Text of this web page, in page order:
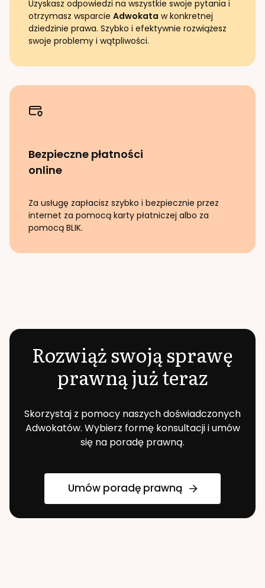
Uzyskasz odpowiedzi na wszystkie swoje pytania i
otrzymasz wsparcie Adwokata w konkretnej
dziedzinie prawa. Szybko i efektywnie rozwiążesz
swoje problemy i wątpliwości.
Bezpieczne płatności
online
Za usługę zapłacisz szybko i bezpiecznie przez
internet za pomocą karty płatniczej albo za
pomocą BLIK.
Rozwiąż swoją sprawę
prawną już teraz
Skorzystaj z pomocy naszych doświadczonych
Adwokatów. Wybierz formę konsultacji i umów
się na poradę prawną.
Umów poradę prawną